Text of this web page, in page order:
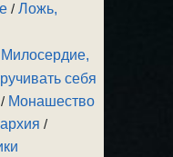
/Ложь,
Милосердие,
себя
/ Монашество
/